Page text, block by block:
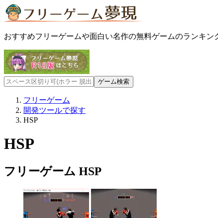
おすすめフリーゲームや面白い名作の無料ゲームのランキン
フリーゲーム
開発ツールで探す
HSP
HSP
フリーゲーム HSP